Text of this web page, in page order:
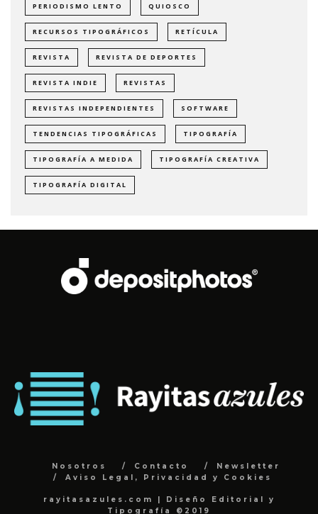
PERIODISMO LENTO QUIOSCO
RECURSOS TIPOGRÁFICOS RETÍCULA
REVISTA REVISTA DE DEPORTES
REVISTA INDIE REVISTAS
REVISTAS INDEPENDIENTES SOFTWARE
TENDENCIAS TIPOGRÁFICAS TIPOGRAFÍA
TIPOGRAFÍA A MEDIDA TIPOGRAFÍA CREATIVA
TIPOGRAFÍA DIGITAL
Nosotros Contacto
Newsletter
Aviso Legal, Privacidad y Cookies
rayitasazules.com | Diseño Editorial y
Tipografía ©2019